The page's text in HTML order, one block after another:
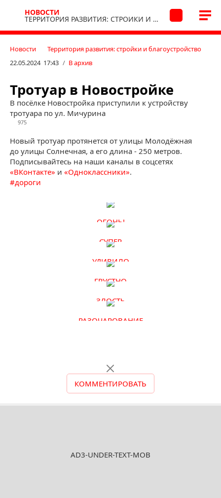
НОВОСТИ
ТЕРРИТОРИЯ РАЗВИТИЯ: СТРОЙКИ И БЛАГОУСТРОЙСТВО
Новости
Территория развития: стройки и благоустройство
22.05.2024 17:43 / В архив
Тротуар в Новостройке
В посёлке Новостройка приступили к устройству
тротуара по ул. Мичурина
975
Новый тротуар протянется от улицы Молодёжная
до улицы Солнечная, а его длина - 250 метров.
Подписывайтесь на наши каналы в соцсетях
«ВКонтакте» и «Одноклассники».
#дороги
ОГОНЬ!
СУПЕР
УДИВИЛО
ГРУСТНО
ЗЛОСТЬ
РАЗОЧАРОВАНИЕ
КОММЕНТИРОВАТЬ
AD3-UNDER-TEXT-MOB